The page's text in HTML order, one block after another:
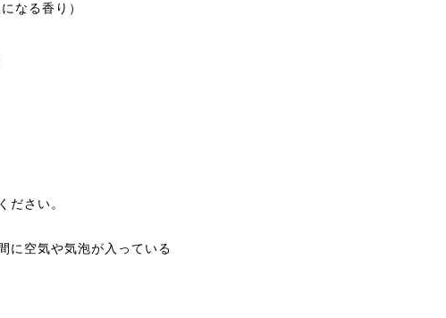
なる香り）
ださい。
に空気や気泡が入っている